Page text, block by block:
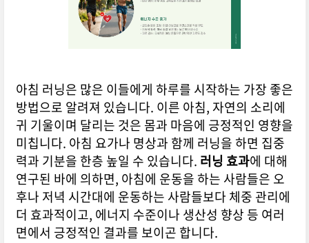
아침 러닝은 많은 이들에게 하루를 시작하는 가장 좋은
방법으로 알려져 있습니다. 이른 아침, 자연의 소리에
귀 기울이며 달리는 것은 몸과 마음에 긍정적인 영향을
미칩니다. 아침 요가나 명상과 함께 러닝을 하면 집중
력과 기분을 한층 높일 수 있습니다. 러닝 효과에 대해
연구된 바에 의하면, 아침에 운동을 하는 사람들은 오
후나 저녁 시간대에 운동하는 사람들보다 체중 관리에
더 효과적이고, 에너지 수준이나 생산성 향상 등 여러
면에서 긍정적인 결과를 보이곤 합니다.